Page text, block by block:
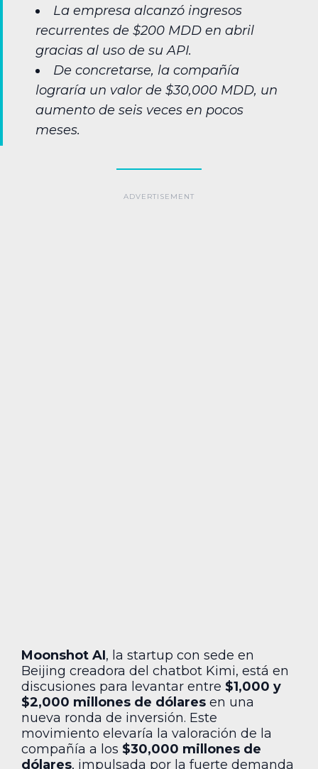
La empresa alcanzó ingresos
recurrentes de $200 MDD en abril
gracias al uso de su API.
De concretarse, la compañía
lograría un valor de $30,000 MDD, un
aumento de seis veces en pocos
meses.
Moonshot AI, la startup con sede en
Beijing creadora del chatbot Kimi, está en
discusiones para levantar entre $1,000 y
$2,000 millones de dólares en una
nueva ronda de inversión. Este
movimiento elevaría la valoración de la
compañía a los $30,000 millones de
dólares, impulsada por la fuerte demanda